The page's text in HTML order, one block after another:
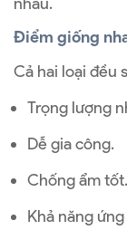
Điểm giống
Cả hai loại đều
Trọng lượng
Dễ gia công.
Chống ẩm tốt.
Khả năng